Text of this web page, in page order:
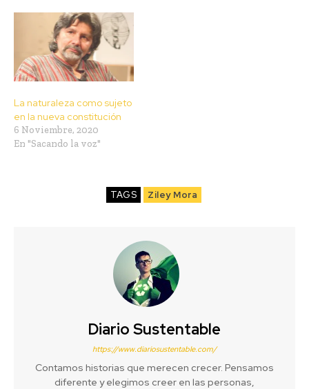
La naturaleza como sujeto
en la nueva constitución
6 Noviembre, 2020
En "Sacando la voz"
TAGS Ziley Mora
Diario Sustentable
https://www.diariosustentable.com/
Contamos historias que merecen crecer. Pensamos
diferente y elegimos creer en las personas,